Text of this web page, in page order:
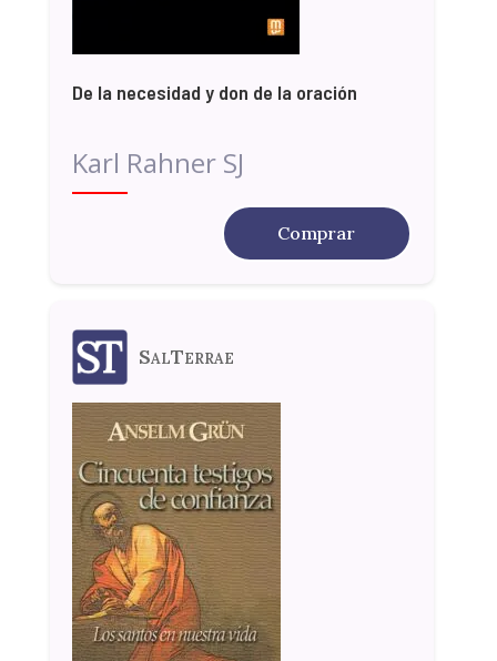
De la necesidad y don de la oración
Karl Rahner SJ
Comprar
SalTerrae